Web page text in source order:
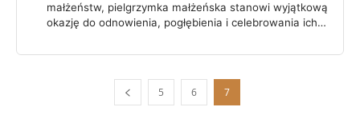
małżeństw, pielgrzymka małżeńska stanowi wyjątkową
okazję do odnowienia, pogłębienia i celebrowania ich…
5 6 7